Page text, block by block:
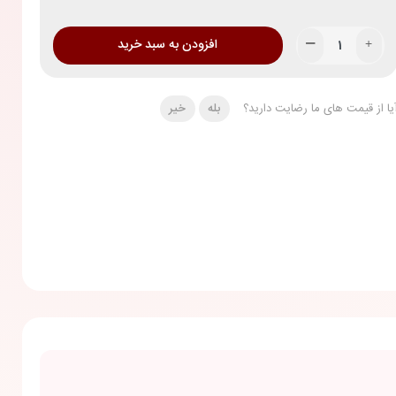
افزودن به سبد خرید
از قیمت های ما رضایت دارید؟ بله خیر